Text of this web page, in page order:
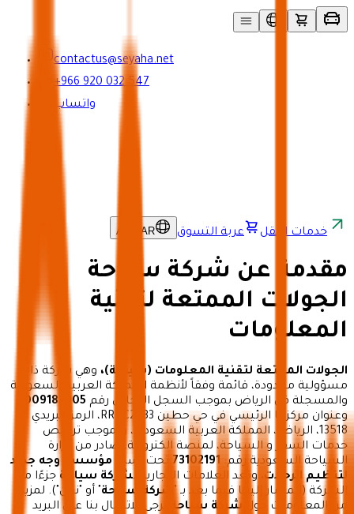
contactus@seyaha.net
+966 920 032 547
واتساب
خدمات النقل عربة التسوق AR SAR
مقدمة عن شركة سياحة
الجولات الممتعة لتقنية
المعلومات
الجولات الممتعة لتقنية المعلومات (سياحة)، وهي شركة ذات
مسؤولية محدودة، قائمة وفقاً لأنظمة المملكة العربية السعودية
والمسجلة في الرياض بموجب السجل التجاري رقم 1009182905
وعنوان مركزها الرئيسي في حي حطين RRHC2533، الرمز البريدي
13518، الرياض، المملكة العربية السعودية، وبموجب ﺗﺮﺧﻴﺺ
ﺧﺪﻣﺎت اﻟﺴﻔﺮ و اﻟﺴﻴﺎﺣﺔ، لمنصة الكترونية، صادر من وزارة
السياحة السعودية رقم: 73102191 تحت اسم: مؤسسة وجه جديد
لتنظيم الرحلات. وتعد العلامات التجارية لشركة سياحة جزءًا من
الشركة (المشار إليها فيما بعد بـ "
شركة سياحة " أو "نحن"). لمزيد
من المعلومات حول
شركة سياحة
يرجى الاتصال بنا على البريد